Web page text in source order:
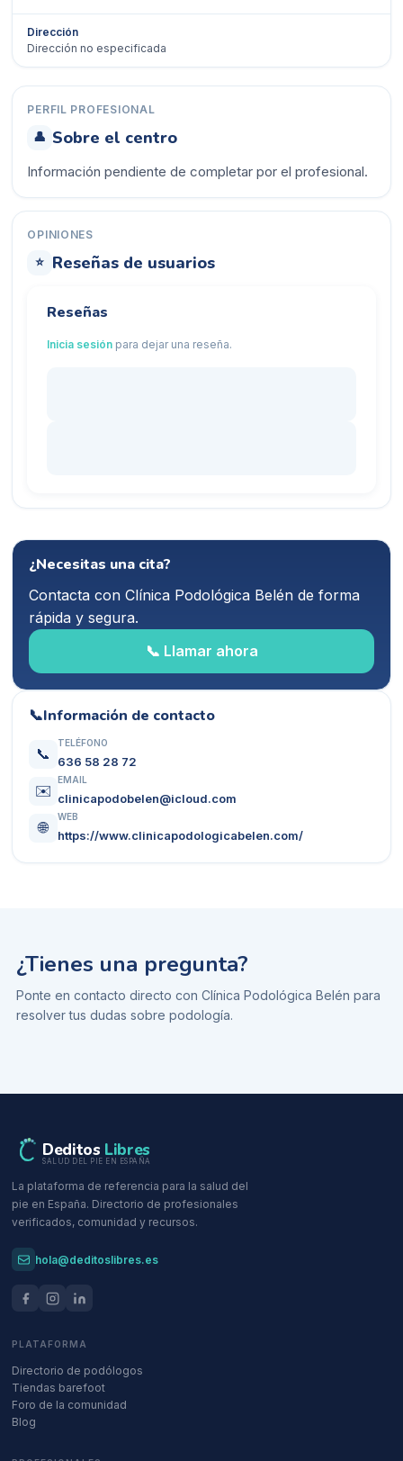
Dirección
Dirección no especificada
PERFIL PROFESIONAL
👤 Sobre el centro
Información pendiente de completar por el profesional.
OPINIONES
⭐ Reseñas de usuarios
Reseñas
Inicia sesión para dejar una reseña.
¿Necesitas una cita?
Contacta conClínica Podológica Belén de forma
rápida y segura.
📞 Llamar ahora
📞Información de contacto
📞
TELÉFONO
636 58 28 72
✉️
EMAIL
clinicapodobelen@icloud.com
🌐
WEB
https://www.clinicapodologicabelen.com/
¿Tienes una pregunta?
Ponte en contacto directo con Clínica Podológica Belén para
resolver tus dudas sobre podología.
Deditos Libres
SALUD DEL PIE EN ESPAÑA
La plataforma de referencia para la salud del
pie en España. Directorio de profesionales
verificados, comunidad y recursos.
hola@deditoslibres.es
PLATAFORMA
Directorio de podólogos
Tiendas barefoot
Foro de la comunidad
Blog